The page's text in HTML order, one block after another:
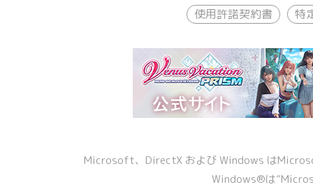
使用許諾契約書
特
Microsoft、DirectX および Windows は
Windows®は